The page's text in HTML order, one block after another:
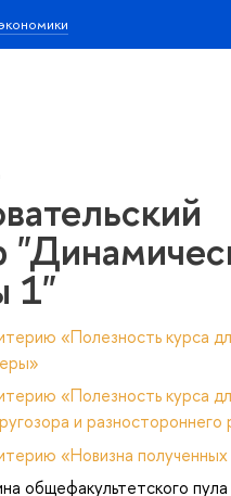
1"
«Полезность курса
«Полезность курса
и разностороннего
«Новизна полученных
общефакультетского пула